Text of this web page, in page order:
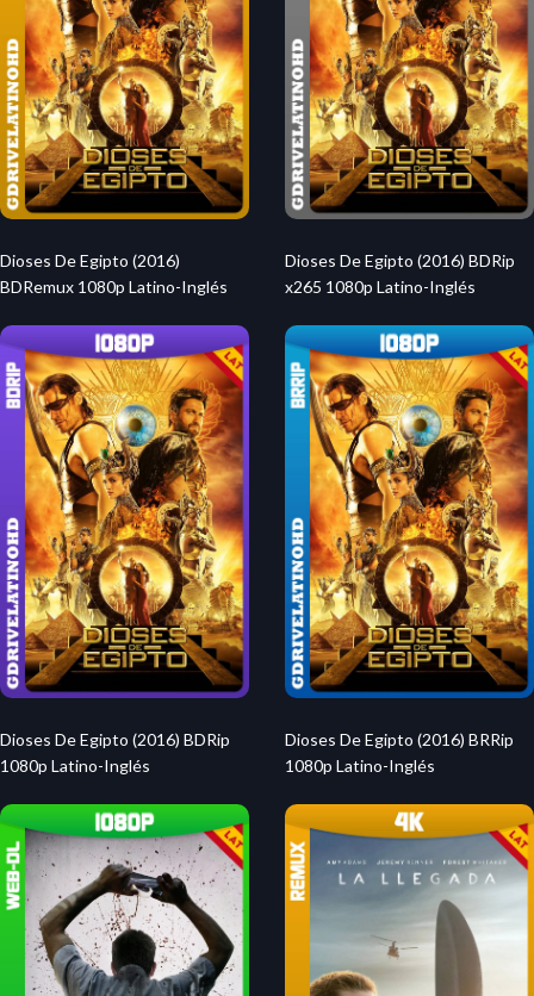
Dioses De Egipto (2016)
BDRemux 1080p Latino-Inglés
Dioses De Egipto (2016) BDRip
x265 1080p Latino-Inglés
Dioses De Egipto (2016) BDRip
1080p Latino-Inglés
Dioses De Egipto (2016) BRRip
1080p Latino-Inglés